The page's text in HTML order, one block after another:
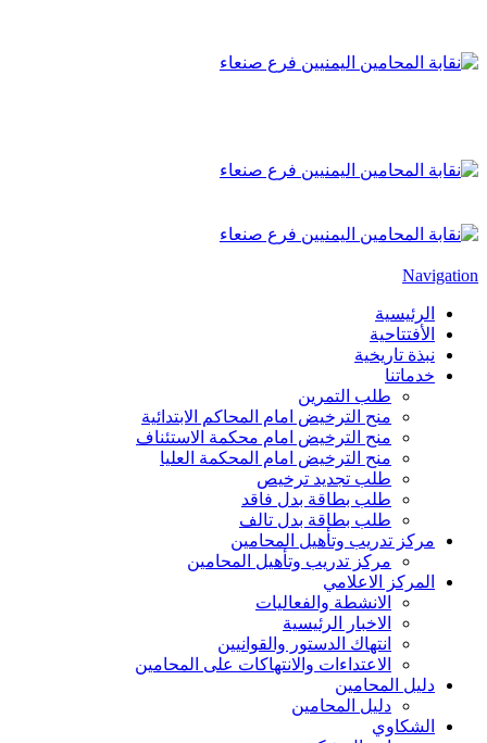
Navigation
الرئيسية
الأفتتاحية
نبذة تاريخية
خدماتنا
طلب التمرين
منح الترخيض امام المحاكم الابتدائية
منح الترخيض امام محكمة الاستئناف
منح الترخيض امام المحكمة العليا
طلب تجديد ترخيص
طلب بطاقة بدل فاقد
طلب بطاقة بدل تالف
مركز تدريب وتأهيل المحامين
مركز تدريب وتأهيل المحامين
المركز الاعلامي
الانشطة والفعاليات
الاخبار الرئيسية
انتهاك الدستور والقوانيين
الاعتداءات والانتهاكات على المحامين
دليل المحامين
دليل المحامين
الشكاوي